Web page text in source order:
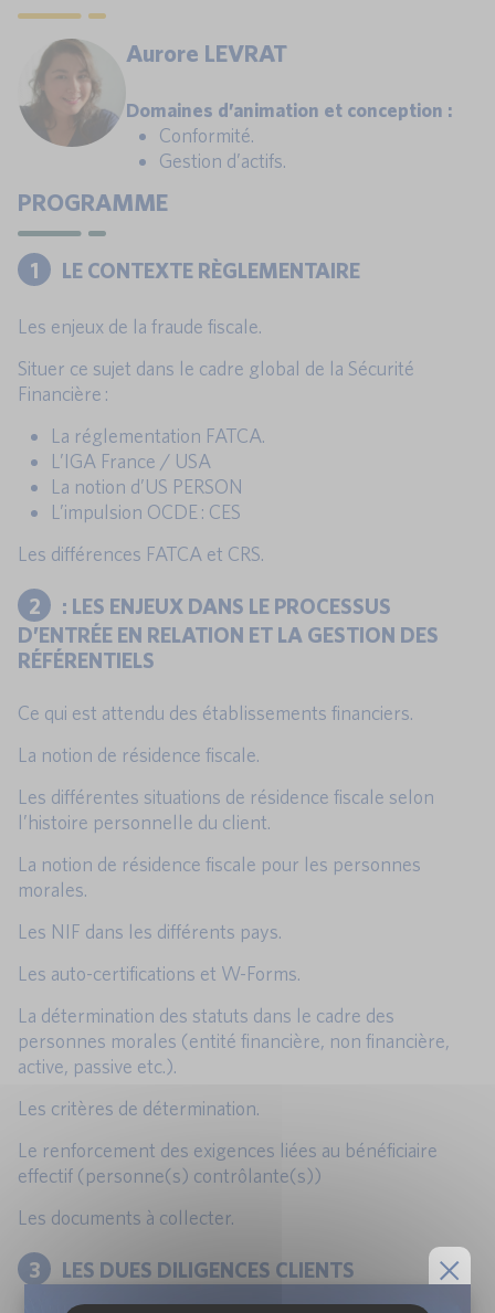
Aurore LEVRAT
Domaines d’animation et conception :
Conformité.
Gestion d’actifs.
PROGRAMME
1 LE CONTEXTE RÈGLEMENTAIRE
Les enjeux de la fraude fiscale.
Situer ce sujet dans le cadre global de la Sécurité
Financière :
La réglementation FATCA.
L’IGA France / USA
La notion d’US PERSON
L’impulsion OCDE : CES
Les différences FATCA et CRS.
2
: LES ENJEUX DANS LE PROCESSUS
D’ENTRÉE EN RELATION ET LA GESTION DES
RÉFÉRENTIELS
Ce qui est attendu des établissements financiers.
La notion de résidence fiscale.
Les différentes situations de résidence fiscale selon
l’histoire personnelle du client.
La notion de résidence fiscale pour les personnes
morales.
Les NIF dans les différents pays.
Les auto-certifications et W-Forms.
La détermination des statuts dans le cadre des
personnes morales (entité financière, non financière,
active, passive etc.).
Les critères de détermination.
Le renforcement des exigences liées au bénéficiaire
effectif (personne(s) contrôlante(s))
Les documents à collecter.
3 LES DUES DILIGENCES CLIENTS